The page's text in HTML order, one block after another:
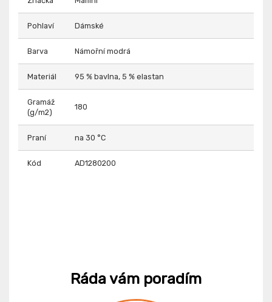
Pohlaví Dámské
Barva Námořní modrá
Materiál 95 % bavlna, 5 % elastan
Gramáž
(g/m2)
180
Praní na 30 °C
Kód AD1280200
Ráda vám poradím